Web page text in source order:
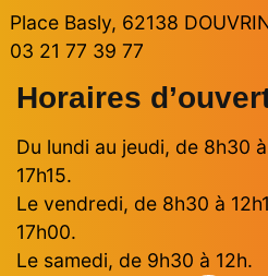
Place Basly, 62138
03 21 77 39 77
Horaires
Du lundi au jeudi, de 8h30
17h15.
Le vendredi, de 8h30 à
17h00.
Le samedi, de 9h30 à 12h.